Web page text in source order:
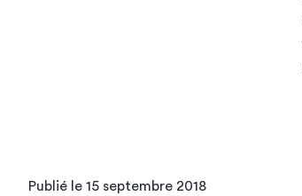
Publié le 15 septembre 2018